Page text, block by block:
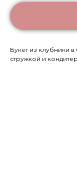
Букет из клубники
стружкой и